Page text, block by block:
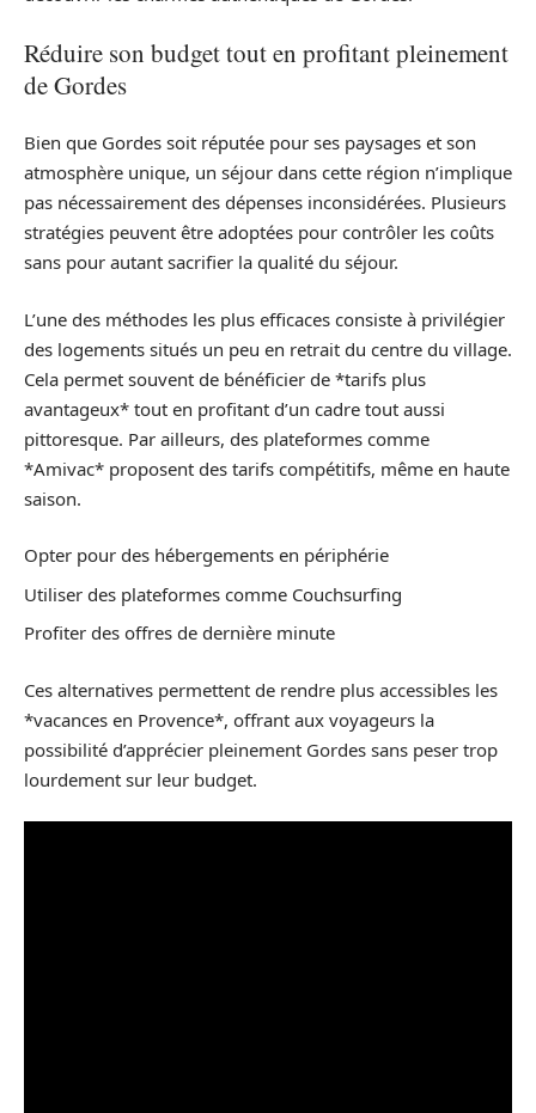
Réduire son budget tout en profitant pleinement
de Gordes
Bien que Gordes soit réputée pour ses paysages et son
atmosphère unique, un séjour dans cette région n’implique
pas nécessairement des dépenses inconsidérées. Plusieurs
stratégies peuvent être adoptées pour contrôler les coûts
sans pour autant sacrifier la qualité du séjour.
L’une des méthodes les plus efficaces consiste à privilégier
des logements situés un peu en retrait du centre du village.
Cela permet souvent de bénéficier de *tarifs plus
avantageux* tout en profitant d’un cadre tout aussi
pittoresque. Par ailleurs, des plateformes comme
*Amivac* proposent des tarifs compétitifs, même en haute
saison.
Opter pour des hébergements en périphérie
Utiliser des plateformes comme Couchsurfing
Profiter des offres de dernière minute
Ces alternatives permettent de rendre plus accessibles les
*vacances en Provence*, offrant aux voyageurs la
possibilité d’apprécier pleinement Gordes sans peser trop
lourdement sur leur budget.